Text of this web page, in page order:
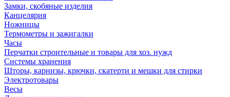
Замки, скобяные изделия
Канцелярия
Ножницы
Термометры и зажигалки
Часы
Перчатки строительные и товары для хоз. нужд
Системы хранения
Шторы, карнизы, крючки, скатерти и мешки для стирки
Электротовары
Весы